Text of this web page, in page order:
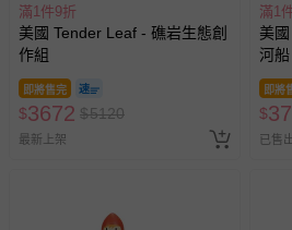
滿1件9折
美國 Tender Leaf - 礁岩生態創
作組
即將售完
$3672 $5120
最新上架
滿1
美
河船
即將
$
已售